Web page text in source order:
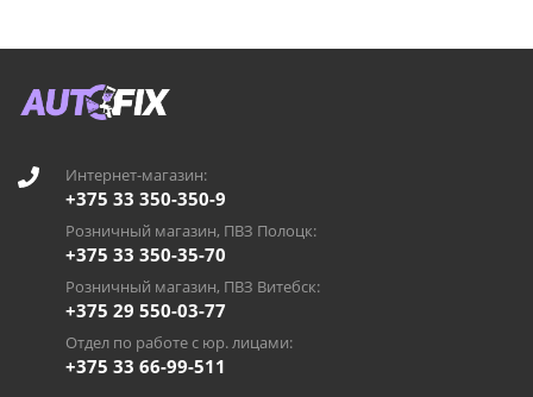
Интернет-магазин:
+375 33 350-350-9
Розничный магазин, ПВЗ Полоцк:
+375 33 350-35-70
Розничный магазин, ПВЗ Витебск:
+375 29 550-03-77
Отдел по работе с юр. лицами:
+375 33 66-99-511